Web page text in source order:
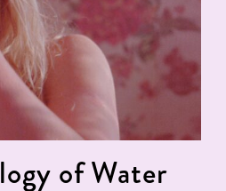
of Water